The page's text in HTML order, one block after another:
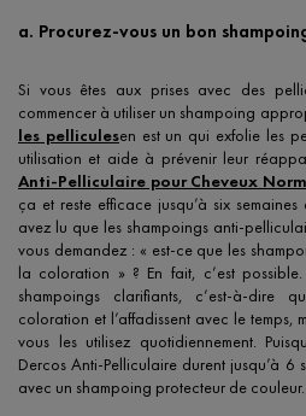
a. Procurez-vous un bon
Si vous êtes aux prises avec des
commencer à utiliser un shampoing
les pelliculesen est un qui exfolie les
utilisation et aide à prévenir leur
Anti-Pelliculaire pour Cheveux
ça et reste efficace jusqu’à six
avez lu que les shampoings anti-
vous demandez : « est-ce que les
la coloration » ? En fait, c’est possible.
shampoings clarifiants, c’est-à-dire
coloration et l’affadissent avec le temps,
vous les utilisez quotidiennement.
Dercos Anti-Pelliculaire durent jusqu’à 6
avec un shampoing protecteur de couleur.